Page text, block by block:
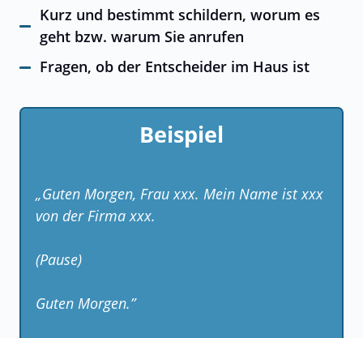
Kurz und bestimmt schildern, worum es
geht bzw. warum Sie anrufen
Fragen, ob der Entscheider im Haus ist
Beispiel
„Guten Morgen, Frau xxx. Mein Name ist xxx
von der Firma xxx.
(Pause)
Guten Morgen.”